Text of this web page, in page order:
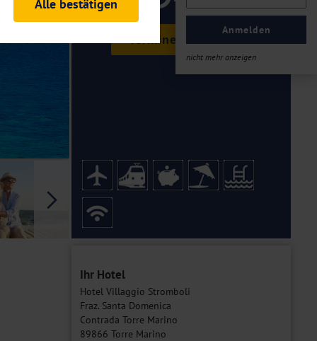
Anmelden
nicht mehr anzeigen
Termine & Preise
Ihr Hotel
Hotel Villaggio Stromboli
Fraz. Santa Domenica
Contrada Torre Marino
89866 Torre Marino
und Analysen. Mithilfe
Auftritts ermitteln und
es zu einer Drittlands
Daten finden Sie in unseren
Alle bestätigen